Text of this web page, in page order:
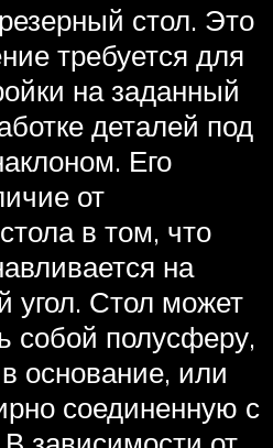
стол. Это
требуется для
на заданный
деталей под
Его
от
в том, что
на
угол. Стол может
собой полусферу,
основание, или
соединенную с